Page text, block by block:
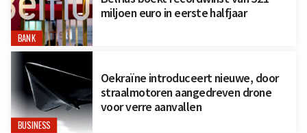
BANK
miljoen euro in eerste halfjaar
BUSINESS
Oekraïne introduceert nieuwe, door
straalmotoren aangedreven drone
voor verre aanvallen